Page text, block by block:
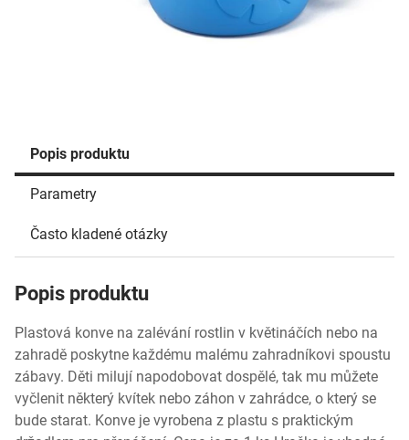
Popis produktu
Parametry
Často kladené otázky
Popis produktu
Plastová konve na zalévání rostlin v květináčích nebo na
zahradě poskytne každému malému zahradníkovi spoustu
zábavy. Děti milují napodobovat dospělé, tak mu můžete
vyčlenit některý kvítek nebo záhon v zahrádce, o který se
bude starat. Konve je vyrobena z plastu s praktickým